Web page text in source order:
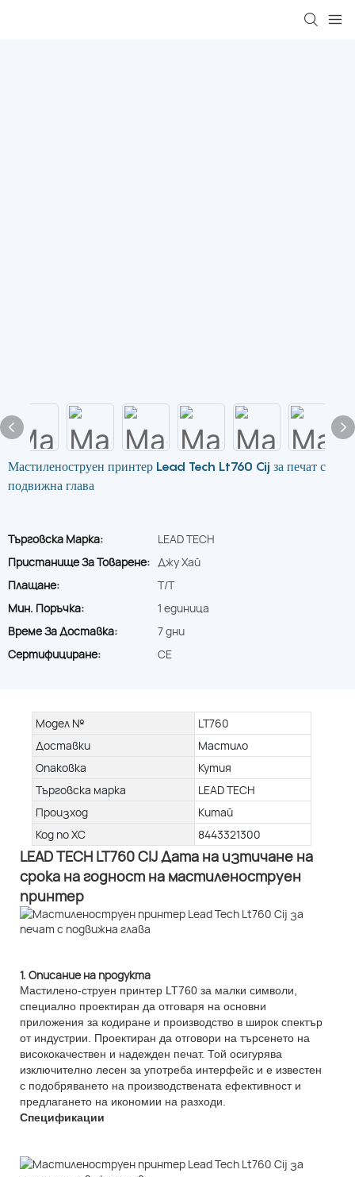
Мастиленоструен принтер Lead Tech Lt760 Cij за печат с
подвижна глава
Търговска Марка:
LEAD TECH
Пристанище За Товарене: Джу Хай
Плащане:
T/T
Мин. Поръчка:
1 единица
Време За Доставка:
7 дни
Сертифициране:
CE
Модел №
LT760
Доставки
Мастило
Опаковка
Кутия
Търговска марка
LEAD TECH
Произход
Китай
Код по ХС
8443321300
LEAD TECH LT760 CIJ Дата на изтичане на
срока на годност на мастиленоструен
принтер
1. Описание на продукта
Мастилено-струен принтер LT760 за малки символи,
специално проектиран да отговаря на основни
приложения за кодиране и производство в широк спектър
от индустрии. Проектиран да отговори на търсенето на
висококачествен и надежден печат. Той осигурява
изключително лесен за употреба интерфейс и е известен
с подобряването на производствената ефективност и
предлагането на икономии на разходи.
Спецификации